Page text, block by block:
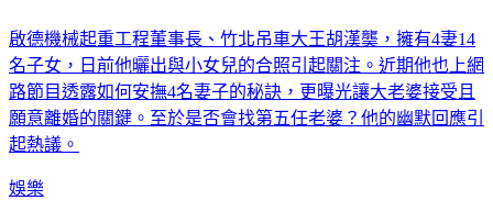
啟德機械起重工程董事長、竹北吊車大王胡漢龑，擁有4妻14
名子女，日前他曬出與小女兒的合照引起關注。近期他也上網
路節目透露如何安撫4名妻子的秘訣，更曝光讓大老婆接受且
願意離婚的關鍵。至於是否會找第五任老婆？他的幽默回應引
起熱議。
娛樂